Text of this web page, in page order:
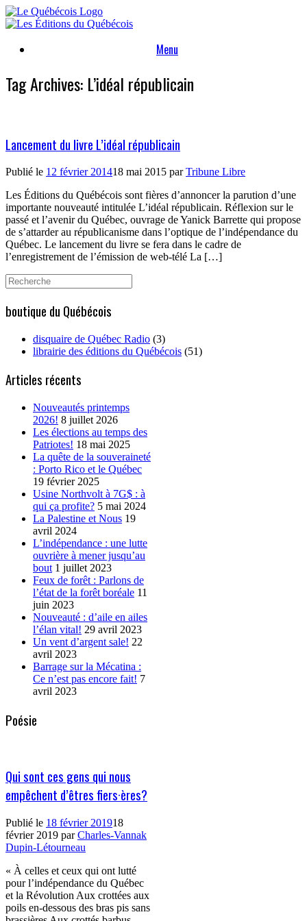
Skip
to
Menu
Tag Archives: L’idéal républicain
Lancement du livre L’idéal républicain
Publié le 12 février 201418 mai 2015 parTribune Libre
Les Éditions du Québécois sont fières d’annoncer la parution d’une
importante nouveauté intitulée L’idéal républicain. Réflexion sur le
passé et l’avenir du Québec, ouvrage de Yanick Barrette qui propose
de s’attarder au républicanisme dans l’optique de l’indépendance du
Québec. Le lancement du livre se fera dans le cadre de
l’enregistrement de l’émission de web-télé La […]
Search
for:
boutique du Québécois
disquaire de Québec Radio (3)
librairie des éditions du Québécois (51)
Articles récents
Nouveautés printemps
2026! 8 juillet 2026
Les élections au temps des
Patriotes! 18 mai 2025
La quête de la souveraineté
: Porto Rico et le Québec
19 février 2025
Usine Northvolt à 7G$ : à
qui ça profite? 5 mai 2024
La Palestine et Nous 19
avril 2024
L’indépendance : une lutte
ouvrière à mener jusqu’au
bout 1 juillet 2023
Feux de forêt : Parlons de
l’état de la forêt boréale 11
juin 2023
Nouveauté : d’aile en ailes
l’élan vital! 29 avril 2023
Un vent d’argent sale! 22
avril 2023
Barrage sur la Mécatina :
Ce n’est pas encore fait! 7
avril 2023
Poésie
Qui sont ces gens qui nous
empêchent d’êtres fiers·ères?
Publié le 18 février 201918
février 2019 parCharles-Vannak
Dupin-Létourneau
« À celles et ceux qui ont lutté
pour l’indépendance du Québec
et la Révolution Aux crottées aux
poils en-dessous des bras pis sans